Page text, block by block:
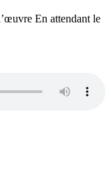
En attendant le